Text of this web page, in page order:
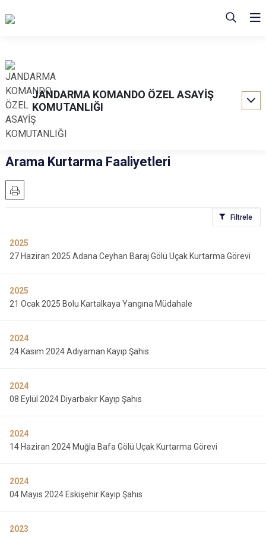
JANDARMA KOMANDO ÖZEL ASAYİŞ
KOMUTANLIĞI
Arama Kurtarma Faaliyetleri
Filtrele
2025
27 Haziran 2025 Adana Ceyhan Baraj Gölü Uçak Kurtarma Görevi
2025
21 Ocak 2025 Bolu Kartalkaya Yangına Müdahale
2024
24 Kasım 2024 Adıyaman Kayıp Şahıs
2024
08 Eylül 2024 Diyarbakır Kayıp Şahıs
2024
14 Haziran 2024 Muğla Bafa Gölü Uçak Kurtarma Görevi
2024
04 Mayıs 2024 Eskişehir Kayıp Şahıs
2023